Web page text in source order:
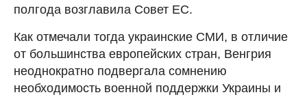
полгода возглавила Совет ЕС.
Как отмечали тогда украинские СМИ, в отличие
от большинства европейских стран, Венгрия
неоднократно подвергала сомнению
необходимость военной поддержки Украины и